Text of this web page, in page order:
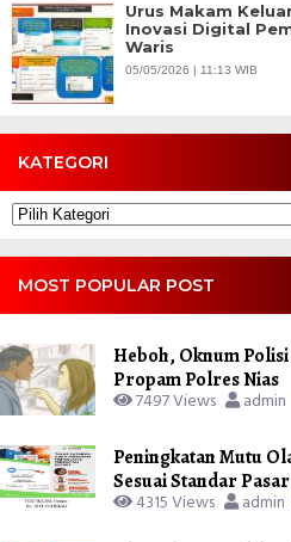
Urus Makam
Inovasi Digital
Waris
05/05/2026 | 11:13 WIB
KATEGORI
Kategori
MOST POPULAR POST
Heboh, Oknum
Propam Polres Nias
7497 Views admin
Peningkatan Mutu
Sesuai Standar
4315 Views admin